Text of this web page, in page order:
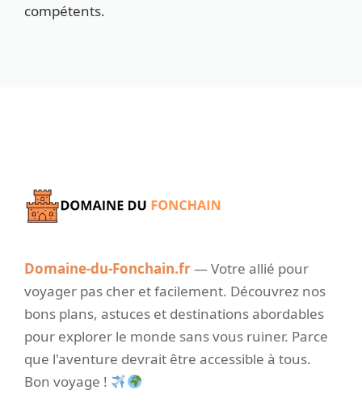
compétents.
Domaine-du-Fonchain.fr— Votre allié pour
voyager pas cher et facilement. Découvrez nos
bons plans, astuces et destinations abordables
pour explorer le monde sans vous ruiner. Parce
que l'aventure devrait être accessible à tous.
Bon voyage !